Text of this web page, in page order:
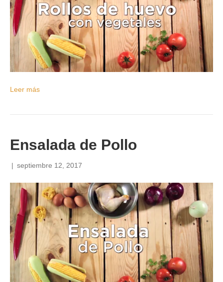
Leer más
Ensalada de Pollo
| septiembre 12, 2017